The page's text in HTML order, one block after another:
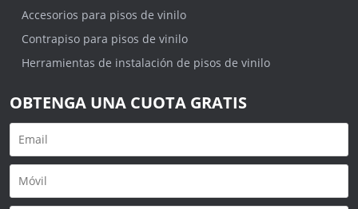
Accesorios para pisos de vinilo
Contrapiso para pisos de vinilo
Herramientas de instalación de pisos de vinilo
OBTENGA UNA CUOTA GRATIS